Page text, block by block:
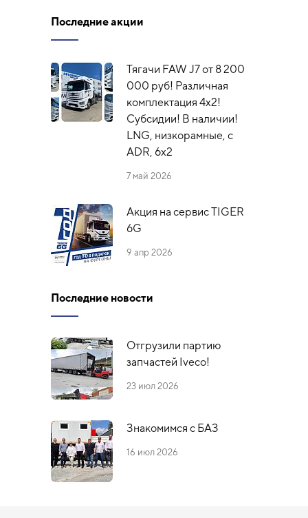
Последние акции
Тягачи FAW J7 от 8 200
000 руб! Различная
комплектация 4х2!
Субсидии! В наличии!
LNG, низкорамные, с
ADR, 6x2
7 май 2026
Акция на сервис TIGER
6G
9 апр 2026
Последние новости
Отгрузили партию
запчастей Iveco!
23 июл 2026
Знакомимся с БАЗ
16 июл 2026